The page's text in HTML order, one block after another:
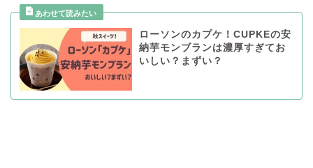
ローソンのカプケ！CUPKEの安
納芋モンブランは濃厚すぎてお
いしい？まずい？